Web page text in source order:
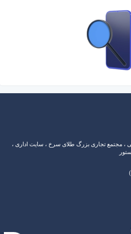
، مجتمع تجاری بزرگ طلای سرخ ، سایت اداری ،